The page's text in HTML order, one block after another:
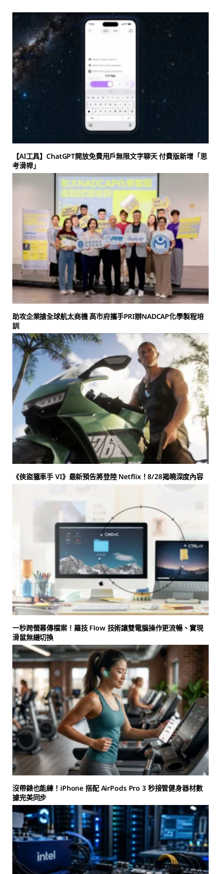
【AI工具】ChatGPT開放免費用戶無限文字聊天 付費版新增「思
考滑桿」
助攻企業搶全球航太商機 高市府攜手PRI辦NADCAP化學製程培
訓
《俠盜獵車手 VI》最新預告將登陸 Netflix！8/28揭曉深度內容
一秒跨螢幕傳檔案！羅技 Flow 技術讓雙電腦操作更流暢、實現
滑鼠無縫切換
沒帶錶也能練！iPhone 搭配 AirPods Pro 3 秒接管健身器材數
據完美同步